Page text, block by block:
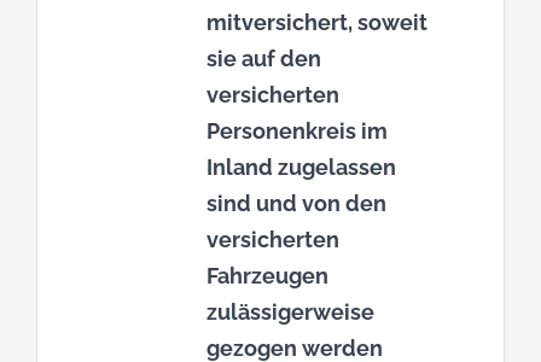
mitversichert, soweit
sie auf den
versicherten
Personenkreis im
Inland zugelassen
sind und von den
versicherten
Fahrzeugen
zulässigerweise
gezogen werden